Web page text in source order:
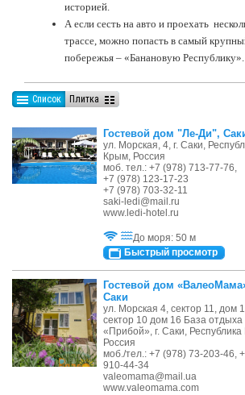
историей.
А если сесть на авто и проехать
трассе, можно попасть в самый
побережья – «Банановую Республику».
Список Плитка
Гостевой дом "Ле-Ди",
ул. Морская, 4, г. Саки,
Крым, Россия
моб. тел.: +7 (978) 713-77-76,
+7 (978) 123-17-23
+7 (978) 703-32-11
saki-ledi@mail.ru
www.ledi-hotel.ru
До моря: 50 м
Быстрый просмотр
Гостевой дом
Саки
ул. Морская 4, сектор 11, дом
сектор 10 дом 16 База отдыха
«Прибой», г. Саки,
Россия
моб./тел.: +7 (978) 73-203-46,
910-44-34
valeomama@mail.ua
www.valeomama.com